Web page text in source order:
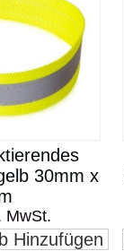
30mm x
MwSt.
Hinzufügen